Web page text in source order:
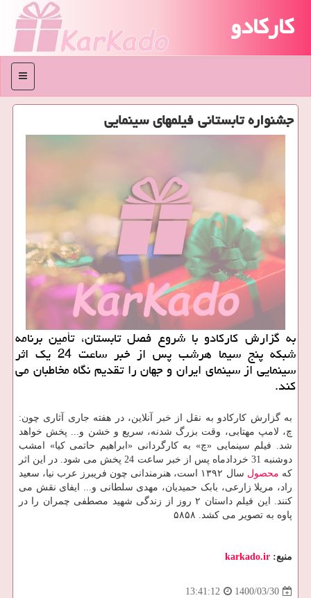
کارکادو
منو
جشنواره تابستانی فیلمهای سینمایی
به گزارش کارکادو با شروع فصل تابستان، تأمین برنامه
شبکه پنج سیما هرشب پس از خبر ساعت 24 یک اثر
سینمایی از سینمای ایران و جهان را تقدیم نگاه مخاطبان می
کند.
به گزارش کارکادو به نقل از خبر آنلاین، در هفته جاری آثاری چون:
چ، لامپ مهتابی، وقت بزرگ شدنه، سریع و خشن و... پخش خواهد
شد. فیلم سینمایی «چ» به کارگردانی «ابراهیم حاتمی کیا» امشب
دوشنبه 31 خردادماه پس از خبر ساعت 24 پخش می شود. در این اثر
که محصول
سال ۱۳۹۲ است، هنرمندانی چون فریبرز عرب نیا، سعید
راد، مریلا زارعی، بابک حمیدیان، مهدی سلطانی و... ایفای نقش می
کنند. این فیلم داستان ۲ روز از زندگی شهید مصطفی چمران را در
پاوه به تصویر می کشد. ۵۸۵۸
منبع: karkado.ir
1400/03/30
13:41:12